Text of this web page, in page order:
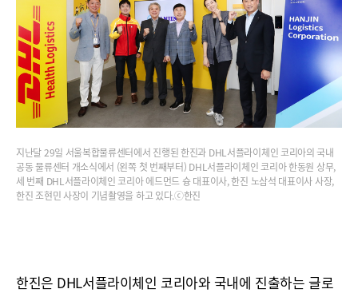
지난달 29일 서울복합물류센터에서 진행된 한진과 DHL서플라이체인 코리아의 국내
공동 물류센터 개소식에서 (왼쪽 첫 번째부터) DHL서플라이체인 코리아 한동원 상무,
세 번째 DHL서플라이체인 코리아 에드먼드 슝 대표이사, 한진 노삼석 대표이사 사장,
한진 조현민 사장이 기념촬영을 하고 있다.ⓒ한진
한진은 DHL서플라이체인 코리아와 국내에 진출하는 글로